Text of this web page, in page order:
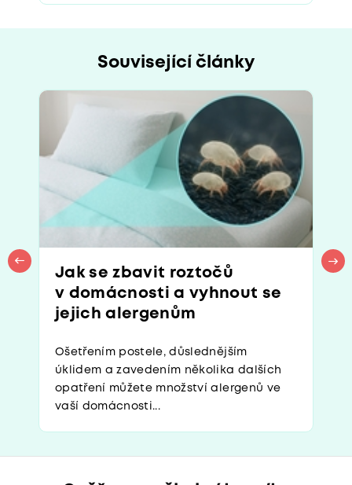
Související články
Jak se zbavit roztočů
v domácnosti a vyhnout se
jejich alergenům
Ošetřením postele, důslednějším
úklidem a zavedením několika dalších
opatření můžete množství alergenů ve
vaší domácnosti...